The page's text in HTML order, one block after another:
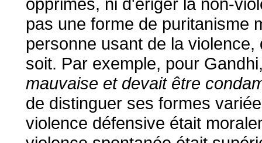
pas une forme de puritanisme
personne usant de la
soit. Par exemple, pour
mauvaise et devait être
de distinguer ses formes
violence défensive était